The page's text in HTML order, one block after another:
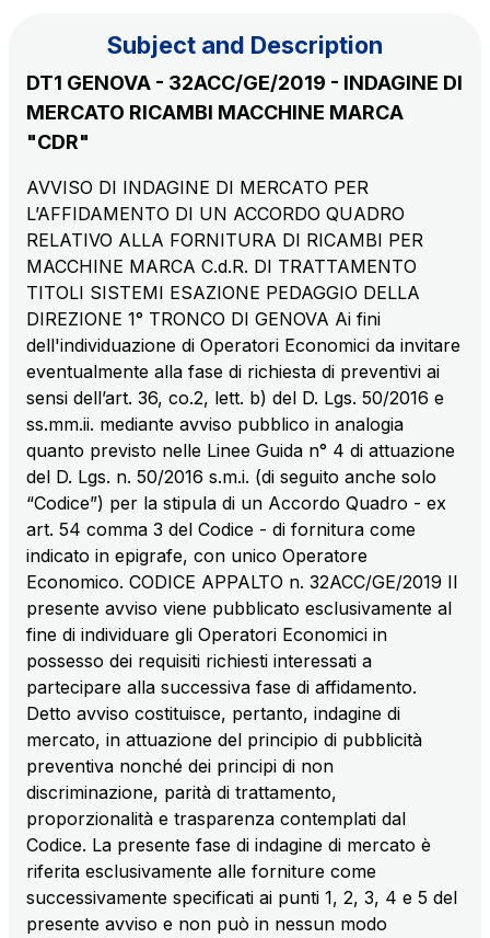
The Group
Movyon
Intelligent Transport Systems solutions
Tecne
Autostrade per l'Italia Group's engineering company
Amplia
Italy's leading company in the construction of
complex infrastructures
Elgea
Production and sale of energy from renewable
sources
AdMoving
Advertising spaces and services, event management
in service areas
YouVerse
Administrative, general and property management
services
Giovia
Cleaning activities on outdoor sites, green areas and
toilets
Discover our App
Scan the QR Code with your mobile phone's
camera to download the App
Find out more
Subject and Description
DT1 GENOVA - 32ACC/GE/2019 - INDAGINE DI
MERCATO RICAMBI MACCHINE MARCA
"CDR"
AVVISO DI INDAGINE DI MERCATO PER
L’AFFIDAMENTO DI UN ACCORDO QUADRO
RELATIVO ALLA FORNITURA DI RICAMBI PER
MACCHINE MARCA C.d.R. DI TRATTAMENTO
TITOLI SISTEMI ESAZIONE PEDAGGIO DELLA
DIREZIONE 1° TRONCO DI GENOVA Ai fini
dell'individuazione di Operatori Economici da invitare
eventualmente alla fase di richiesta di preventivi ai
sensi dell’art. 36, co.2, lett. b) del D. Lgs. 50/2016 e
ss.mm.ii. mediante avviso pubblico in analogia
quanto previsto nelle Linee Guida n° 4 di attuazione
del D. Lgs. n. 50/2016 s.m.i. (di seguito anche solo
“Codice”) per la stipula di un Accordo Quadro - ex
art. 54 comma 3 del Codice - di fornitura come
indicato in epigrafe, con unico Operatore
Economico. CODICE APPALTO n. 32ACC/GE/2019 Il
presente avviso viene pubblicato esclusivamente al
fine di individuare gli Operatori Economici in
possesso dei requisiti richiesti interessati a
partecipare alla successiva fase di affidamento.
Detto avviso costituisce, pertanto, indagine di
mercato, in attuazione del principio di pubblicità
preventiva nonché dei principi di non
discriminazione, parità di trattamento,
proporzionalità e trasparenza contemplati dal
Codice. La presente fase di indagine di mercato è
riferita esclusivamente alle forniture come
successivamente specificati ai punti 1, 2, 3, 4 e 5 del
presente avviso e non può in nessun modo